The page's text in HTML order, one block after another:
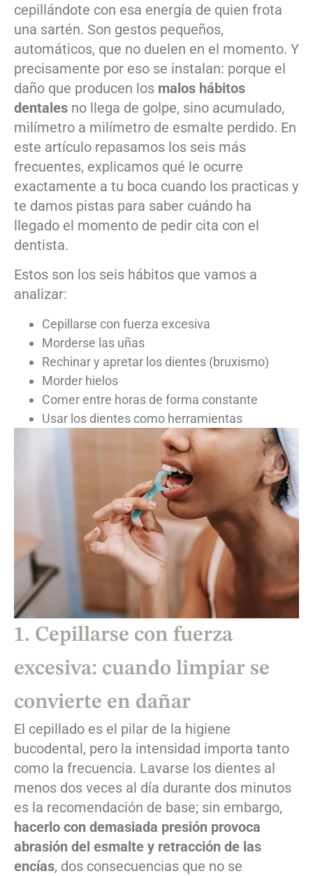
cepillándote con esa energía de quien frota
una sartén. Son gestos pequeños,
automáticos, que no duelen en el momento. Y
precisamente por eso se instalan: porque el
daño que producen los malos hábitos
dentales no llega de golpe, sino acumulado,
milímetro a milímetro de esmalte perdido. En
este artículo repasamos los seis más
frecuentes, explicamos qué le ocurre
exactamente a tu boca cuando los practicas y
te damos pistas para saber cuándo ha
llegado el momento de pedir cita con el
dentista.
Estos son los seis hábitos que vamos a
analizar:
Cepillarse con fuerza excesiva
Morderse las uñas
Rechinar y apretar los dientes (bruxismo)
Morder hielos
Comer entre horas de forma constante
Usar los dientes como herramientas
1. Cepillarse con fuerza
excesiva: cuando limpiar se
convierte en dañar
El cepillado es el pilar de la higiene
bucodental, pero la intensidad importa tanto
como la frecuencia. Lavarse los dientes al
menos dos veces al día durante dos minutos
es la recomendación de base; sin embargo,
hacerlo con demasiada presión provoca
abrasión del esmalte y retracción de las
encías, dos consecuencias que no se